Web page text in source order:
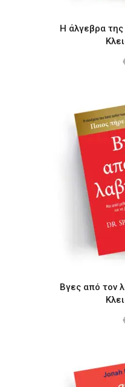
Η άλγεβρα της
Βγες από τον